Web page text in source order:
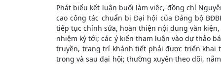
Phát biểu kết luận buổi làm việc, đồng chí
cao công tác chuẩn bị Đại hội của Đảng bộ
tiếp tục chỉnh sửa, hoàn thiện nội dung văn
nhiệm kỳ tới; các ý kiến tham luận vào dự thảo
truyền, trang trí khánh tiết phải được triển khai
trong và sau đại hội; thường xuyên theo dõi,